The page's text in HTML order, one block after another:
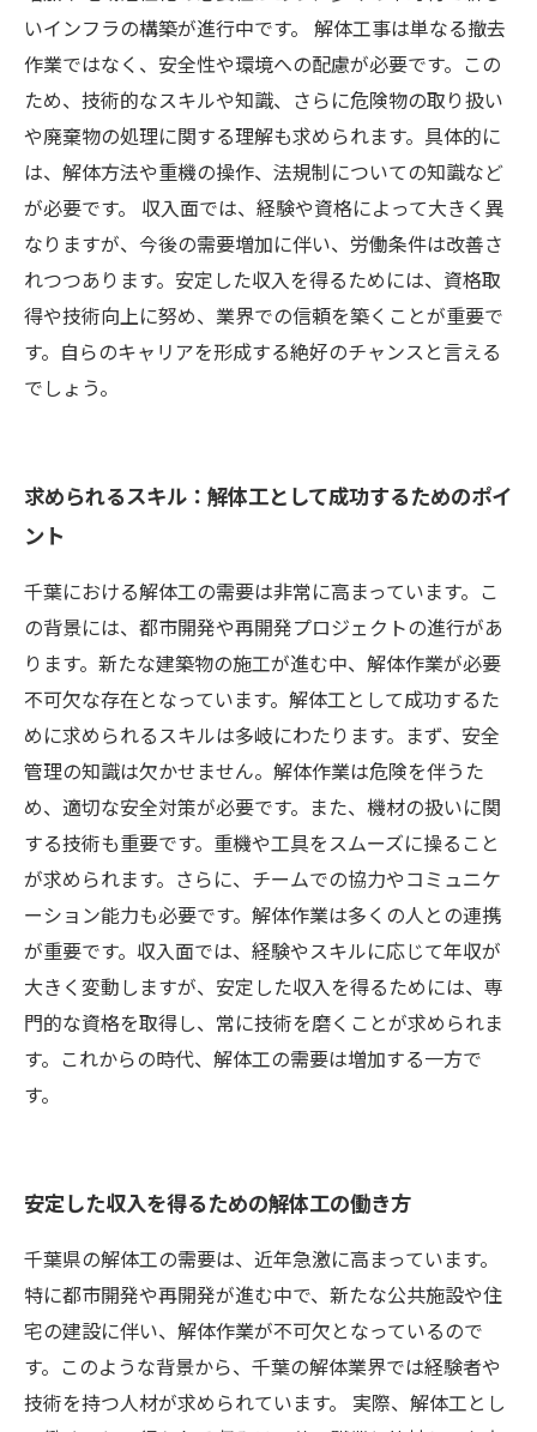
いインフラの構築が進行中です。 解体工事は単なる撤去
作業ではなく、安全性や環境への配慮が必要です。この
ため、技術的なスキルや知識、さらに危険物の取り扱い
や廃棄物の処理に関する理解も求められます。具体的に
は、解体方法や重機の操作、法規制についての知識など
が必要です。 収入面では、経験や資格によって大きく異
なりますが、今後の需要増加に伴い、労働条件は改善さ
れつつあります。安定した収入を得るためには、資格取
得や技術向上に努め、業界での信頼を築くことが重要で
す。自らのキャリアを形成する絶好のチャンスと言える
でしょう。
求められるスキル：解体工として成功するためのポイ
ント
千葉における解体工の需要は非常に高まっています。こ
の背景には、都市開発や再開発プロジェクトの進行があ
ります。新たな建築物の施工が進む中、解体作業が必要
不可欠な存在となっています。解体工として成功するた
めに求められるスキルは多岐にわたります。まず、安全
管理の知識は欠かせません。解体作業は危険を伴うた
め、適切な安全対策が必要です。また、機材の扱いに関
する技術も重要です。重機や工具をスムーズに操ること
が求められます。さらに、チームでの協力やコミュニケ
ーション能力も必要です。解体作業は多くの人との連携
が重要です。収入面では、経験やスキルに応じて年収が
大きく変動しますが、安定した収入を得るためには、専
門的な資格を取得し、常に技術を磨くことが求められま
す。これからの時代、解体工の需要は増加する一方で
す。
安定した収入を得るための解体工の働き方
千葉県の解体工の需要は、近年急激に高まっています。
特に都市開発や再開発が進む中で、新たな公共施設や住
宅の建設に伴い、解体作業が不可欠となっているので
す。このような背景から、千葉の解体業界では経験者や
技術を持つ人材が求められています。 実際、解体工とし